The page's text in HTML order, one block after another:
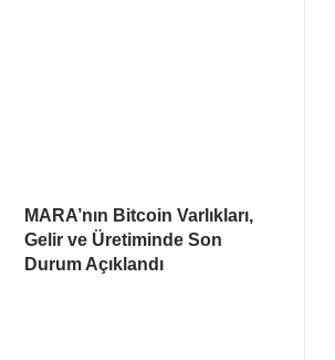
MARA’nın Bitcoin Varlıkları,
Gelir ve Üretiminde Son
Durum Açıklandı